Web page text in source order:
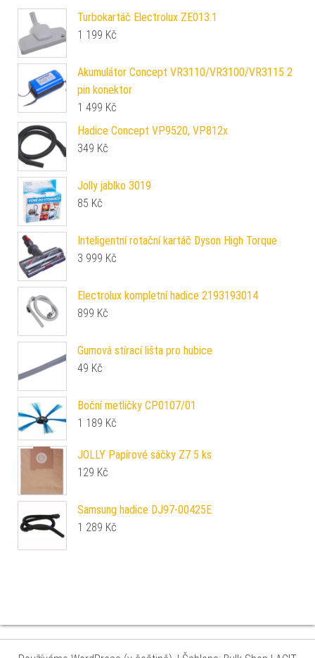
Turbokartáč Electrolux ZE013.1
1 199 Kč
Akumulátor Concept VR3110/VR3100/VR3115 2
pin konektor
1 499 Kč
Hadice Concept VP9520, VP812x
349 Kč
Jolly jablko 3019
85 Kč
Inteligentní rotační kartáč Dyson High Torque
3 999 Kč
Electrolux kompletní hadice 2193193014
899 Kč
Gumová stírací lišta pro hubice
49 Kč
Boční metličky CP0107/01
1 189 Kč
JOLLY Papírové sáčky Z7 5 ks
129 Kč
Samsung hadice DJ97-00425E
1 289 Kč